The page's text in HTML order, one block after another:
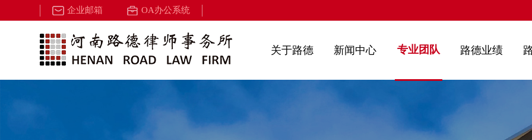
企业邮箱 OA办公系统
关于路德 新闻中心 专业团队 路德业绩